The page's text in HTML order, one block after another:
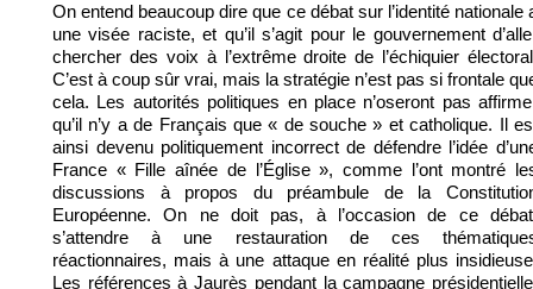
On entend beaucoup dire que ce débat sur l’identité nationale
une visée raciste, et qu’il s’agit pour le gouvernement
chercher des voix à l’extrême droite de l’échiquier
C’est à coup sûr vrai, mais la stratégie n’est pas si frontale
cela. Les autorités politiques en place n’oseront pas
qu’il n’y a de Français que « de souche » et catholique. Il
ainsi devenu politiquement incorrect de défendre l’idée
France « Fille aînée de l’Église », comme l’ont montré
discussions à propos du préambule de la
Européenne. On ne doit pas, à l’occasion de ce
s’attendre à une restauration de ces
réactionnaires, mais à une attaque en réalité plus
Les références à Jaurès pendant la campagne